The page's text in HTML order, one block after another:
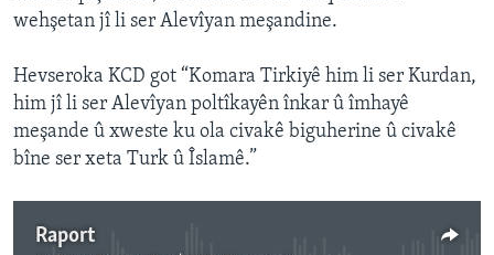
wehşetan jî li ser Alevîyan meşandine.
Hevseroka KCD got “Komara Tirkiyê him li ser Kurdan,
him jî li ser Alevîyan poltîkayên înkar û îmhayê
meşande û xweste ku ola civakê biguherine û civakê
bîne ser xeta Turk û Îslamê.”
Raport